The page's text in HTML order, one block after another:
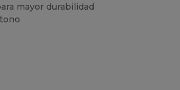
mayor durabilidad